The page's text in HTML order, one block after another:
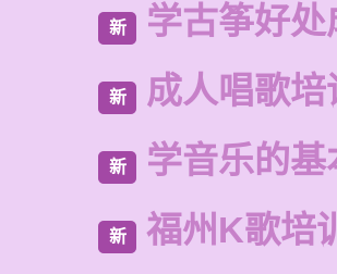
新 学古筝好处
新 成人唱歌
新 学音乐的
新 福州K歌培